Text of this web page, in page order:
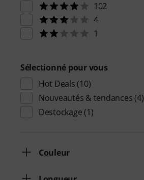
102
4
1
Sélectionné pour vous
Hot Deals (10)
Nouveautés & tendances (4)
Destockage (1)
Couleur